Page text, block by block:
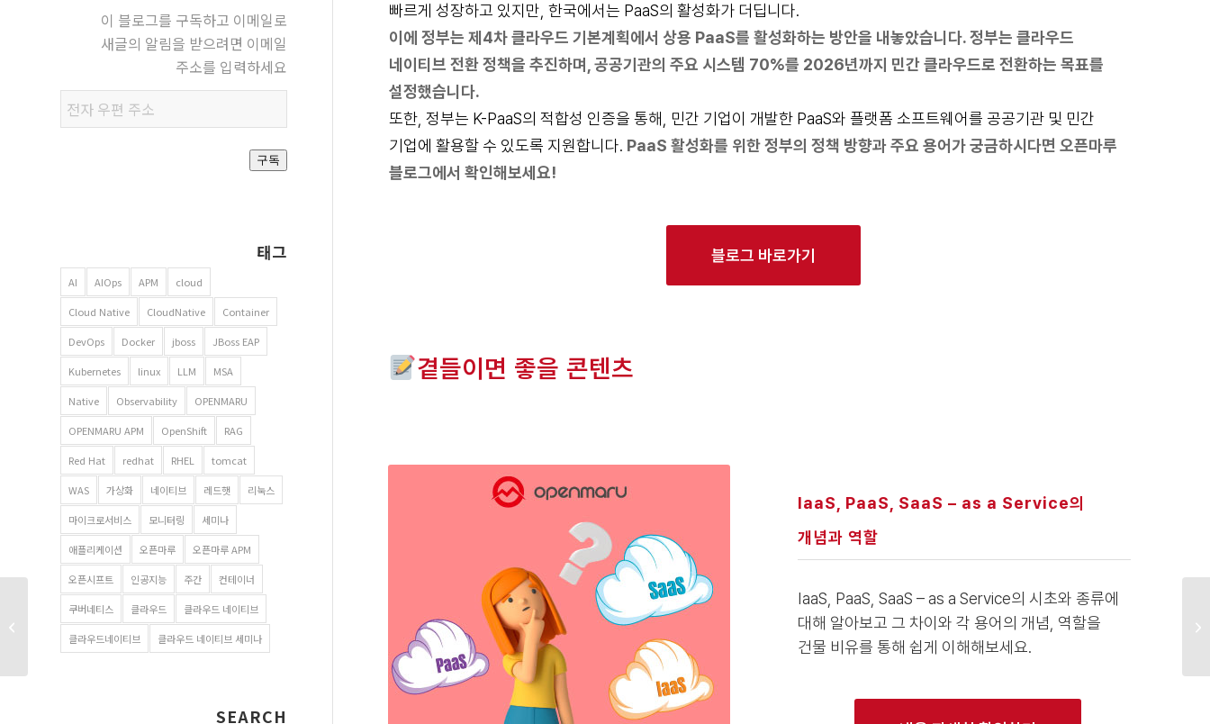
빠르게 성장하고 있지만, 한국에서는 PaaS의 활성화가 더딥니다.
이에 정부는 제4차 클라우드 기본계획에서 상용 PaaS를 활성화하는 방안을 내놓았습니다. 정부는 클라우드
네이티브 전환 정책을 추진하며, 공공기관의 주요 시스템 70%를 2026년까지 민간 클라우드로 전환하는 목표를
설정했습니다.
또한, 정부는 K-PaaS의 적합성 인증을 통해, 민간 기업이 개발한 PaaS와 플랫폼 소프트웨어를 공공기관 및 민간
기업에 활용할 수 있도록 지원합니다. PaaS 활성화를 위한 정부의 정책 방향과 주요 용어가 궁금하시다면 오픈마루
블로그에서 확인해보세요!
블로그 바로가기
곁들이면 좋을 콘텐츠
IaaS, PaaS, SaaS – as a Service의
개념과 역할
IaaS, PaaS, SaaS – as a Service의 시초와 종류에
대해 알아보고 그 차이와 각 용어의 개념, 역할을
건물 비유를 통해 쉽게 이해해보세요.
이 블로그를 구독하고 이메일로
새글의 알림을 받으려면 이메일
주소를 입력하세요
우편
주소
구독
태그
AI AIOps APM cloud
Cloud Native CloudNative Container
DevOps Docker jboss JBoss EAP
Kubernetes linux LLM MSA
Native Observability OPENMARU
OPENMARU APM OpenShift RAG
Red Hat redhat RHEL tomcat
WAS 가상화 네이티브 레드햇 리눅스
마이크로서비스 모니터링 세미나
애플리케이션 오픈마루 오픈마루 APM
오픈시프트 인공지능 주간 컨테이너
쿠버네티스 클라우드 클라우드 네이티브
클라우드네이티브 클라우드 네이티브 세미나
SEARCH
PaaS-TA 종료와 K-
PaaS의 부상: 민간
주도의 클라우드
네이티브...